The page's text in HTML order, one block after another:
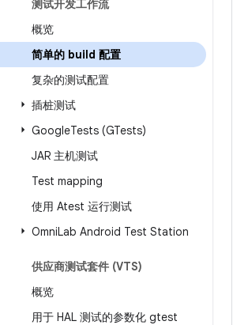
测试开发工作流
概览
简单的 build 配置
复杂的测试配置
插桩测试
GoogleTests (GTests)
JAR 主机测试
Test mapping
使用 Atest 运行测试
OmniLab Android Test Station
供应商测试套件 (VTS)
概览
用于 HAL 测试的参数化 gtest